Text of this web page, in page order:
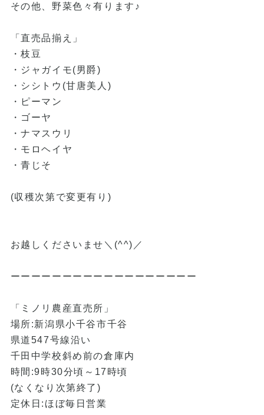
その他、野菜色々有ります♪
「直売品揃え」
・枝豆
・ジャガイモ(男爵)
・シシトウ(甘唐美人)
・ピーマン
・ゴーヤ
・ナマスウリ
・モロヘイヤ
・青じそ
(収穫次第で変更有り)
お越しくださいませ＼(^^)／
ーーーーーーーーーーーーーーーーーー
「ミノリ農産直売所」
場所:新潟県小千谷市千谷
県道547号線沿い
千田中学校斜め前の倉庫内
時間:9時30分頃～17時頃
(なくなり次第終了)
定休日:ほぼ毎日営業